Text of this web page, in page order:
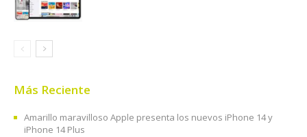
Más Reciente
Amarillo maravilloso Apple presenta los nuevos iPhone 14 y
iPhone 14 Plus